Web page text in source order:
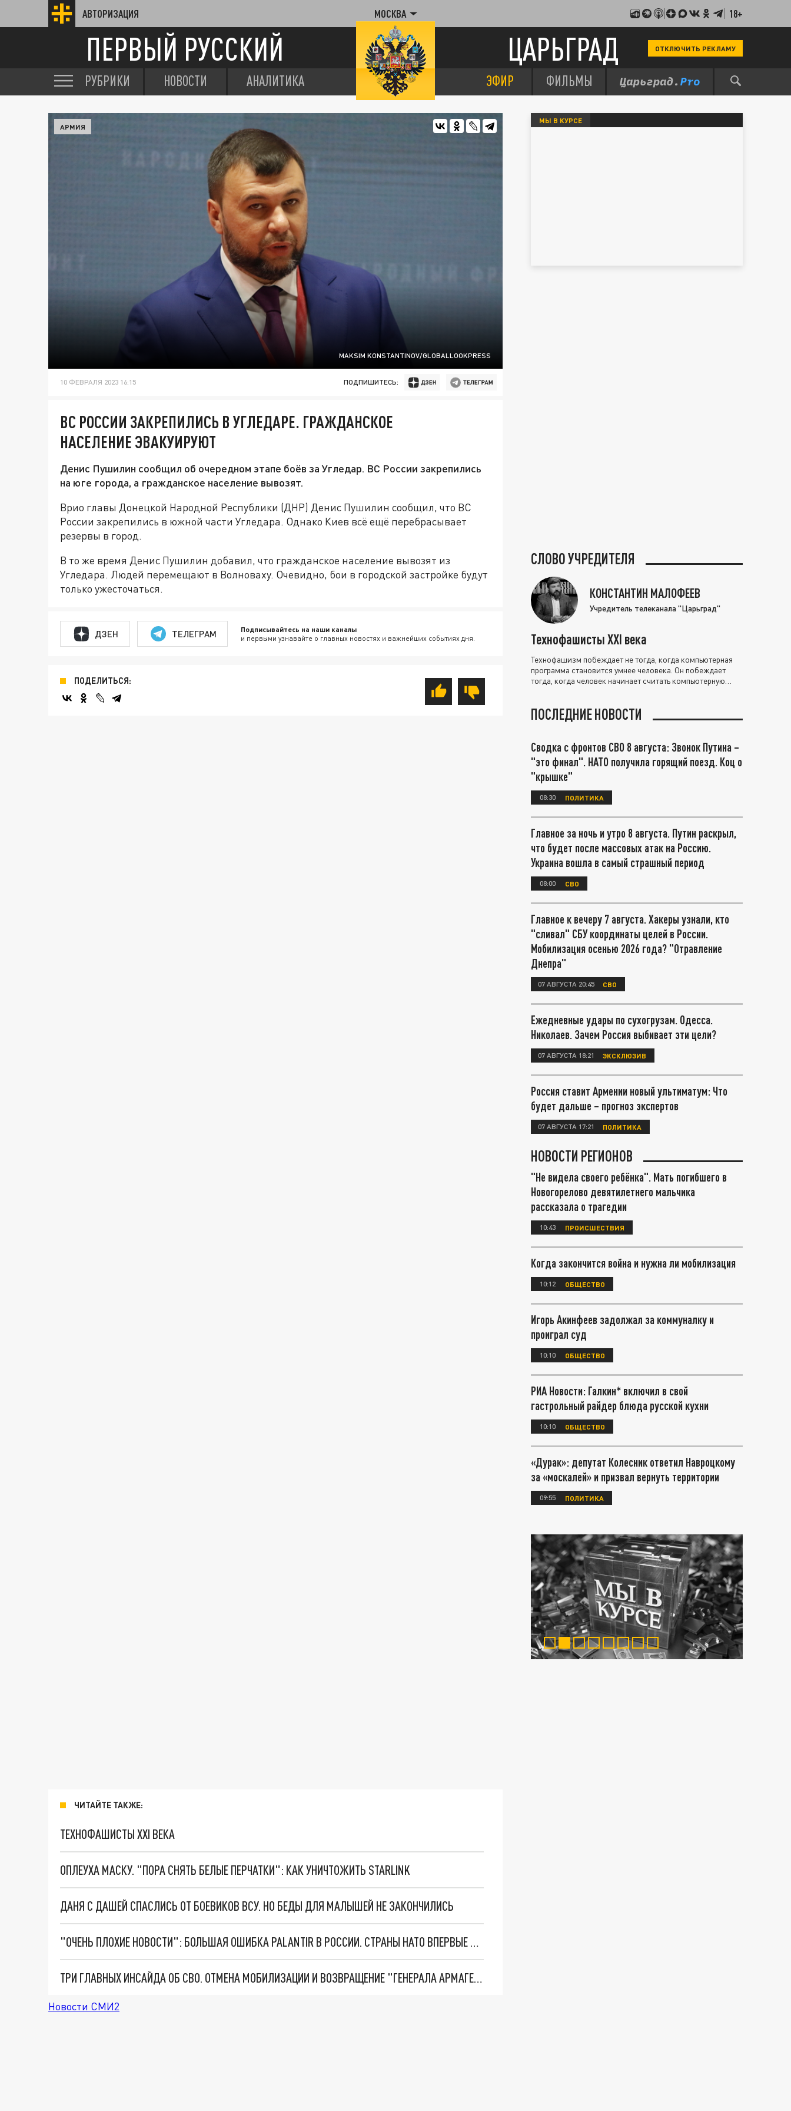
АВТОРИЗАЦИЯ МОСКВА 18+
ПЕРВЫЙ РУССКИЙ ЦАРЬГРАД ОТКЛЮЧИТЬ РЕКЛАМУ
РУБРИКИ НОВОСТИ АНАЛИТИКА ЭФИР ФИЛЬМЫ
MAKSIM KONSTANTINOV/GLOBALLOOKPRESS
АРМИЯ
10 ФЕВРАЛЯ 2023 16:15 ПОДПИШИТЕСЬ:
ВС РОССИИ ЗАКРЕПИЛИСЬ В УГЛЕДАРЕ. ГРАЖДАНСКОЕ
НАСЕЛЕНИЕ ЭВАКУИРУЮТ
Денис Пушилин сообщил об очередном этапе боёв за Угледар. ВС России закрепились
на юге города, а гражданское население вывозят.
Врио главы Донецкой Народной Республики (ДНР) Денис Пушилин сообщил, что ВС
России закрепились в южной части Угледара. Однако Киев всё ещё перебрасывает
резервы в город.
В то же время Денис Пушилин добавил, что гражданское население вывозят из
Угледара. Людей перемещают в Волноваху. Очевидно, бои в городской застройке будут
только ужесточаться.
ДЗЕН ТЕЛЕГРАМ Подписывайтесь на наши каналы
и первыми узнавайте о главных новостях и важнейших событиях дня.
ПОДЕЛИТЬСЯ:
ЧИТАЙТЕ ТАКЖЕ:
ТЕХНОФАШИСТЫ XXI ВЕКА
ОПЛЕУХА МАСКУ. "ПОРА СНЯТЬ БЕЛЫЕ ПЕРЧАТКИ": КАК УНИЧТОЖИТЬ STARLINK
ДАНЯ С ДАШЕЙ СПАСЛИСЬ ОТ БОЕВИКОВ ВСУ. НО БЕДЫ ДЛЯ МАЛЫШЕЙ НЕ ЗАКОНЧИЛИСЬ
"ОЧЕНЬ ПЛОХИЕ НОВОСТИ": БОЛЬШАЯ ОШИБКА PALANTIR В РОССИИ. СТРАНЫ НАТО ВПЕРВЫЕ ЗА СВО ОСТАНОВИЛИ ПОСТАВКИ ОРУЖИЯ. ВСУ ТЕРЯЮТ ПРИГРАНИЧЬЕ?
ТРИ ГЛАВНЫХ ИНСАЙДА ОБ СВО. ОТМЕНА МОБИЛИЗАЦИИ И ВОЗВРАЩЕНИЕ "ГЕНЕРАЛА АРМАГЕДДОНА"? ОТЛИЧНЫЕ НОВОСТИ, КОТОРЫЕ ЖДАЛИ ВСЕ
Новости СМИ2
МЫ В КУРСЕ
СЛОВО УЧРЕДИТЕЛЯ
КОНСТАНТИН МАЛОФЕЕВ
Учредитель телеканала "Царьград"
Технофашисты XXI века
Технофашизм побеждает не тогда, когда компьютерная
программа становится умнее человека. Он побеждает
тогда, когда человек начинает считать компьютерную
ПОСЛЕДНИЕ НОВОСТИ
Сводка с фронтов СВО 8 августа: Звонок Путина –
"это финал". НАТО получила горящий поезд. Коц о
"крышке"
08:30 ПОЛИТИКА
Главное за ночь и утро 8 августа. Путин раскрыл,
что будет после массовых атак на Россию.
Украина вошла в самый страшный период
08:00 СВО
Главное к вечеру 7 августа. Хакеры узнали, кто
"сливал" СБУ координаты целей в России.
Мобилизация осенью 2026 года? "Отравление
Днепра"
07 АВГУСТА 20:45 СВО
Ежедневные удары по сухогрузам. Одесса.
Николаев. Зачем Россия выбивает эти цели?
07 АВГУСТА 18:21 ЭКСКЛЮЗИВ
Россия ставит Армении новый ультиматум: Что
будет дальше – прогноз экспертов
07 АВГУСТА 17:21 ПОЛИТИКА
НОВОСТИ РЕГИОНОВ
"Не видела своего ребёнка". Мать погибшего в
Новогорелово девятилетнего мальчика
рассказала о трагедии
10:43 ПРОИСШЕСТВИЯ
Когда закончится война и нужна ли мобилизация
10:12 ОБЩЕСТВО
Игорь Акинфеев задолжал за коммуналку и
проиграл суд
10:10 ОБЩЕСТВО
РИА Новости: Галкин* включил в свой
гастрольный райдер блюда русской кухни
10:10 ОБЩЕСТВО
«Дурак»: депутат Колесник ответил Навроцкому
за «москалей» и призвал вернуть территории
09:55 ПОЛИТИКА